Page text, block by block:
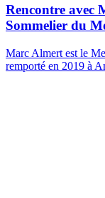
Rencontre avec
Sommelier du
Marc Almert est le
remporté en 2019 à